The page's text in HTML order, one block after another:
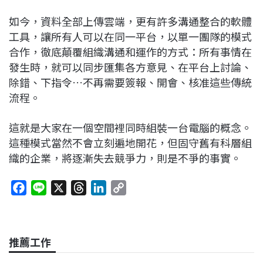
如今，資料全部上傳雲端，更有許多溝通整合的軟體
工具，讓所有人可以在同一平台，以單一團隊的模式
合作，徹底顛覆組織溝通和運作的方式：所有事情在
發生時，就可以同步匯集各方意見、在平台上討論、
除錯、下指令…不再需要簽報、開會、核准這些傳統
流程。
這就是大家在一個空間裡同時組裝一台電腦的概念。
這種模式當然不會立刻遍地開花，但固守舊有科層組
織的企業，將逐漸失去競爭力，則是不爭的事實。
e
b
a
e
L
推薦工作